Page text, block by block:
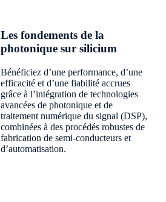
Les fondements de la
photonique sur silicium
Bénéficiez d’une performance, d’une
efficacité et d’une fiabilité accrues
grâce à l’intégration de technologies
avancées de photonique et de
traitement numérique du signal (DSP),
combinées à des procédés robustes de
fabrication de semi-conducteurs et
d’automatisation.